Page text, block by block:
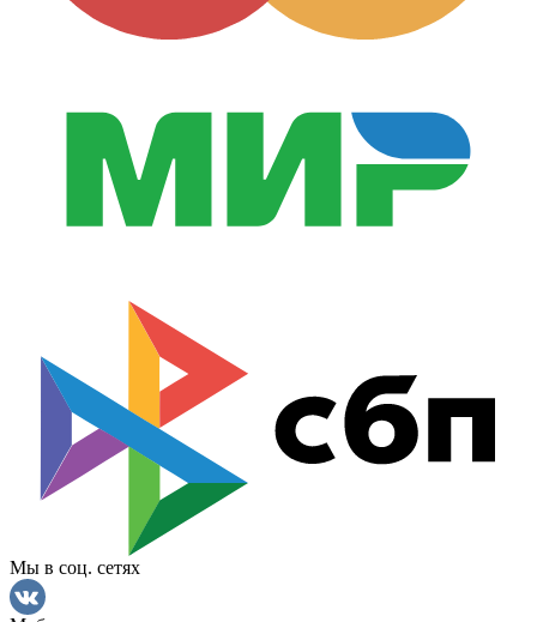
Мы в соц. сетях